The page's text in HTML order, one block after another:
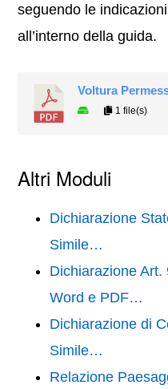
seguendo le
all’interno della guida.
Voltura
1 file(s)
Altri Moduli
Dichiarazione
Simile…
Dichiarazione
Word e PDF…
Dichiarazione di
Simile…
Relazione